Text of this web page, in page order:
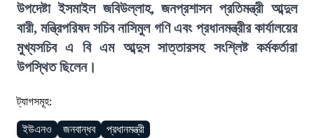
উপদেষ্টা ইসমাইল জবিউল্লাহ, জনপ্রশাসন প্রতিমন্ত্রী আব্দুল
বারী, মন্ত্রিপরিষদ সচিব নাসিমুল গণি এবং প্রধানমন্ত্রীর কার্যালয়ের
মুখ্যসচিব এ বি এম আব্দুস সাত্তারসহ সংশ্লিষ্ট কর্মকর্তারা
উপস্থিত ছিলেন।
ট্যাগসমূহ:
ইউএনও জনবান্ধব প্রধানমন্ত্রী